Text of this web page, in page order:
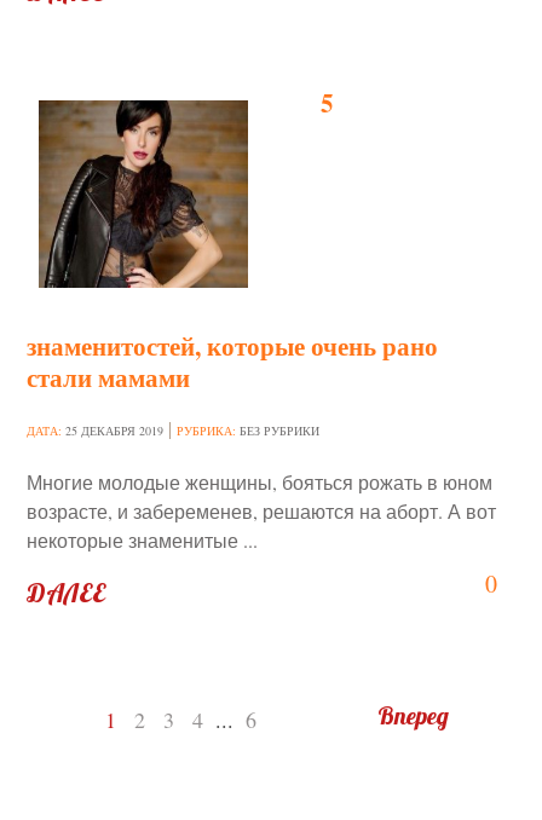
5
знаменитостей, которые очень рано
стали мамами
ДАТА:25 ДЕКАБРЯ 2019 РУБРИКА:БЕЗ РУБРИКИ
0
Многие молодые женщины, бояться рожать в юном
возрасте, и забеременев, решаются на аборт. А вот
некоторые знаменитые ...
ДАЛЕЕ
Вперед
1 2 3 4 ... 6